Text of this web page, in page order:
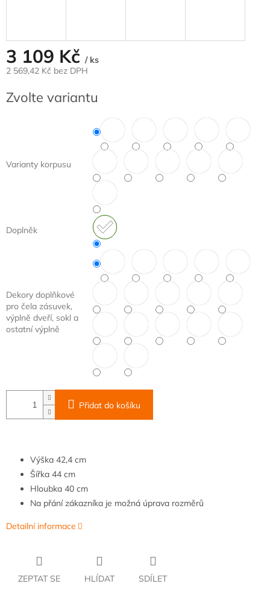
3 109 Kč / ks
2 569,42 Kč bez DPH
cena:
Zvolte variantu
Varianty korpusu
Doplněk
Dekory doplňkové
pro čela zásuvek,
výplně dveří, sokl a
ostatní výplně
Přidat do košíku
Výška 42,4 cm
Šířka 44 cm
Hloubka 40 cm
Na přání zákazníka je možná úprava rozměrů
Detailní informace
ZEPTAT SE HLÍDAT SDÍLET